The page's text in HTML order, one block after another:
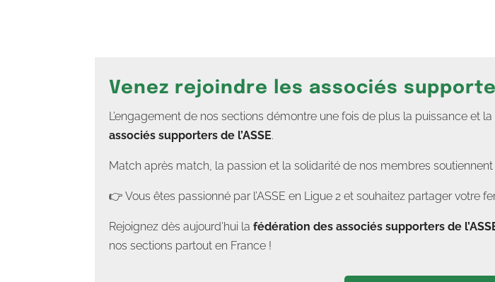
Venez rejoindre les associés
L’engagement de nos sections démontre une fois de plus la puissance et
associés supporters de l’ASSE.
Match après match, la passion et la solidarité de nos membres soutiennent
👉 Vous êtes passionné par l’ASSE en Ligue 2 et souhaitez partager votre
Rejoignez dès aujourd’hui la fédération des associés supporters de
nos sections partout en France !